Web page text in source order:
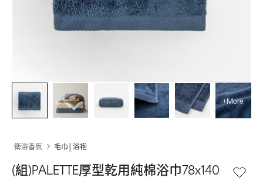
+More
衛浴香氛 毛巾│浴袍
(組)PALETTE厚型乾用純棉浴巾78x140